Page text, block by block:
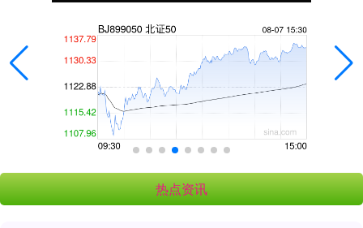
热点资讯